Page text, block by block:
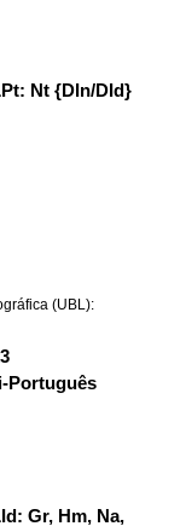
Nt {DIn/DId}
(UBL):
Português
Gr, Hm, Na,